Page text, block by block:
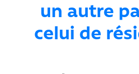
un autre
celui de